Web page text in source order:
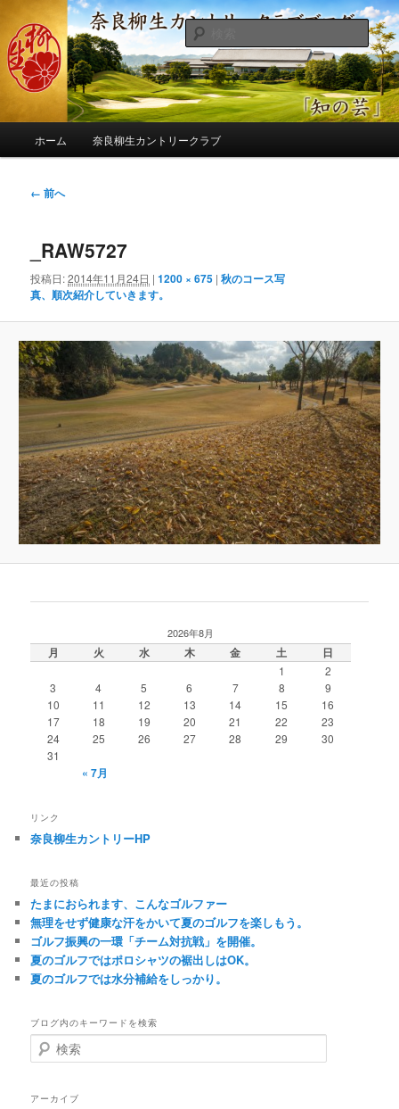
ン
コ
ン
へ
奈良柳生カントリークラブ総支配人
ブログ
季節の話題、クラブの出来事、コースの改修・更新作業、ゴルフに関する随
筆、喜怒哀楽などを気まぐれに発信します。
検
索
ホーム 奈良柳生カントリークラブ
画
ビ
ゲ
ー
シ
ョ
ン
← 前へ
_RAW5727
投稿日:2014年11月24日 |1200 × 675 |秋のコース写
真、順次紹介していきます。
2026年8月
月 火 水 木 金 土 日
1
2
3
4 5 6 7 8
9
10
11 12 13 14 15
16
17
18 19 20 21 22
23
24
25 26 27 28 29
30
31
« 7月
リンク
奈良柳生カントリーHP
最近の投稿
たまにおられます、こんなゴルファー
無理をせず健康な汗をかいて夏のゴルフを楽しもう。
ゴルフ振興の一環「チーム対抗戦」を開催。
夏のゴルフではポロシャツの裾出しはOK。
夏のゴルフでは水分補給をしっかり。
ブログ内のキーワードを検索
検
索
アーカイブ